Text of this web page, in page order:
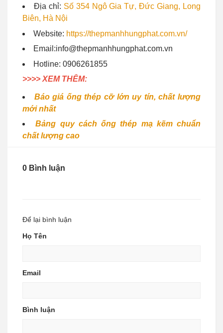
Địa chỉ: Số 354 Ngô Gia Tự, Đức Giang, Long
Biên, Hà Nội
Website: https://thepmanhhungphat.com.vn/
Email:info@thepmanhhungphat.com.vn
Hotline: 0906261855
>>>> XEM THÊM:
Báo giá ống thép cỡ lớn uy tín, chất lượng
mới nhất
Bảng quy cách ống thép mạ kẽm chuẩn
chất lượng cao
0 Bình luận
Để lại bình luận
Họ Tên
Email
Bình luận